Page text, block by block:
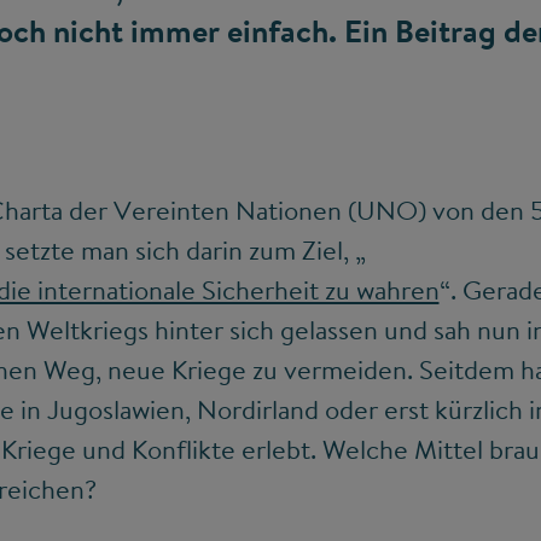
nicht immer einfach. Ein Beitrag
der Vereinten Nationen (UNO) von den
man sich darin zum Ziel, „
internationale Sicherheit zu wahren“.
Weltkriegs hinter sich gelassen und sah nun
Weg, neue Kriege zu vermeiden. Seitdem
in Jugoslawien, Nordirland oder erst kürzlich
und Konflikte erlebt. Welche Mittel